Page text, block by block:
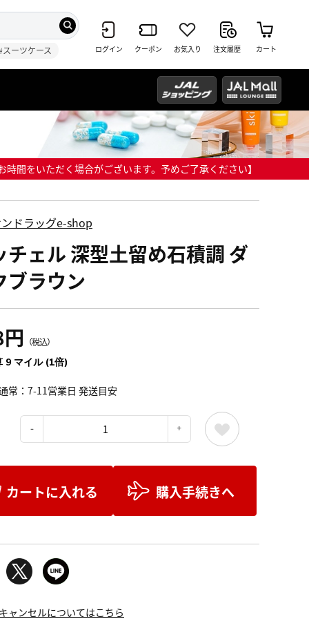
スーツケース ログイン クーポン お気入り 注文履歴 カート
間をいただく場合がございます。予めご了承ください】
ドラッグe-shop
チェル 深型土留め石積調 ダ
ブラウン
（税込）
9 マイル (1倍)
常：7-11営業日 発送目安
カートに入れる 購入手続きへ
ャンセルについてはこちら